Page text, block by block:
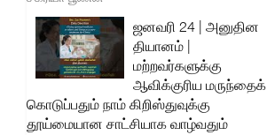
ஜனவரி 24 | அனுதின
தியானம் |
மற்றவர்களுக்கு
ஆவிக்குரிய மருந்தைக்
கொடுப்பதும் நாம் கிறிஸ்துவுக்கு
தூய்மையான சாட்சியாக வாழ்வதும்